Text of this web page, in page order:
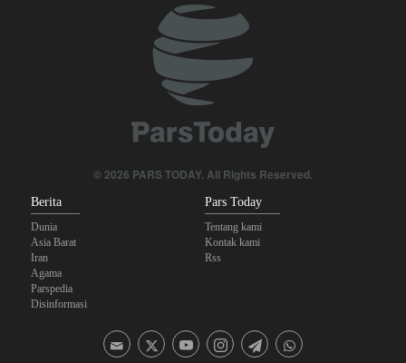
Foreign Policy: Riyadh Terjepit di Antara Iran dan Ansarullah,
Yahya Saree: Kami Hancurkan Posisi Pasukan Bayaran Saudi
dengan Rudal Balistik dan Drone
Brigjen Akrami Nia: Artesh dalam Kondisi Siaga Penuh
Anggota Kongres AS Khawatirkan Dampak Menipisnya Rudal
© 2026 PARS TODAY. All Rights Reserved.
Berita
Dunia
Asia Barat
Iran
Agama
Parspedia
Disinformasi
Pars Today
Tentang kami
Kontak kami
Rss